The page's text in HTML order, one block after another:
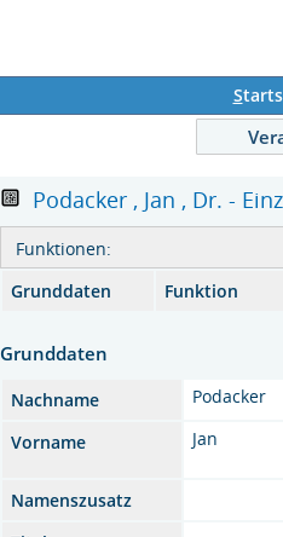
S
Podacker , Jan , Dr. -
Funktionen:
Grunddaten
Funktion
Grunddaten
Nachname
Podacker
Vorname
Jan
Namenszusatz